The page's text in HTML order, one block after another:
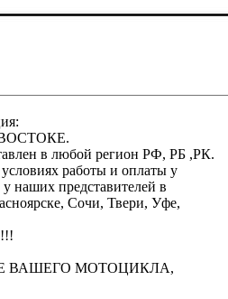
в любой регион РФ, РБ ,РК.
работы и оплаты у
наших представителей в
Сочи, Твери, Уфе,
ВАШЕГО МОТОЦИКЛА,